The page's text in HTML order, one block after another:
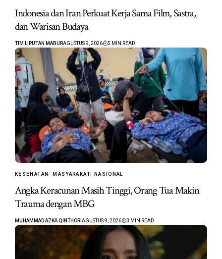
Indonesia dan Iran Perkuat Kerja Sama Film, Sastra,
dan Warisan Budaya
TIM LIPUTAN MABURAGUSTUS 9, 2026 5 MIN READ
KESEHATAN MASYARAKAT NASIONAL
Angka Keracunan Masih Tinggi, Orang Tua Makin
Trauma dengan MBG
MUHAMMAD AZKA QINTHORI AGUSTUS 9, 2026 3 MIN READ